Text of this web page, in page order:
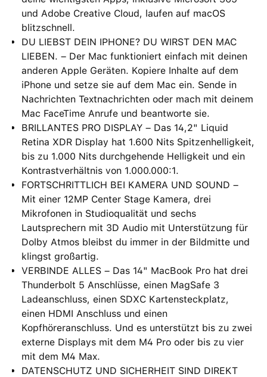
und Adobe Creative Cloud, laufen auf macOS
blitzschnell.
DU LIEBST DEIN IPHONE? DU WIRST DEN MAC
LIEBEN. – Der Mac funktioniert einfach mit deinen
anderen Apple Geräten. Kopiere Inhalte auf dem
iPhone und setze sie auf dem Mac ein. Sende in
Nachrichten Textnachrichten oder mach mit deinem
Mac FaceTime Anrufe und beantworte sie.
BRILLANTES PRO DISPLAY – Das 14,2" Liquid
Retina XDR Display hat 1.600 Nits Spitzenhelligkeit,
bis zu 1.000 Nits durchgehende Helligkeit und ein
Kontrastverhältnis von 1.000.000:1.
FORTSCHRITTLICH BEI KAMERA UND SOUND –
Mit einer 12MP Center Stage Kamera, drei
Mikrofonen in Studioqualität und sechs
Lautsprechern mit 3D Audio mit Unterstützung für
Dolby Atmos bleibst du immer in der Bildmitte und
klingst großartig.
VERBINDE ALLES – Das 14" MacBook Pro hat drei
Thunderbolt 5 Anschlüsse, einen MagSafe 3
Ladeanschluss, einen SDXC Kartensteckplatz,
einen HDMI Anschluss und einen
Kopfhöreranschluss. Und es unterstützt bis zu zwei
externe Displays mit dem M4 Pro oder bis zu vier
mit dem M4 Max.
DATENSCHUTZ UND SICHERHEIT SIND DIREKT